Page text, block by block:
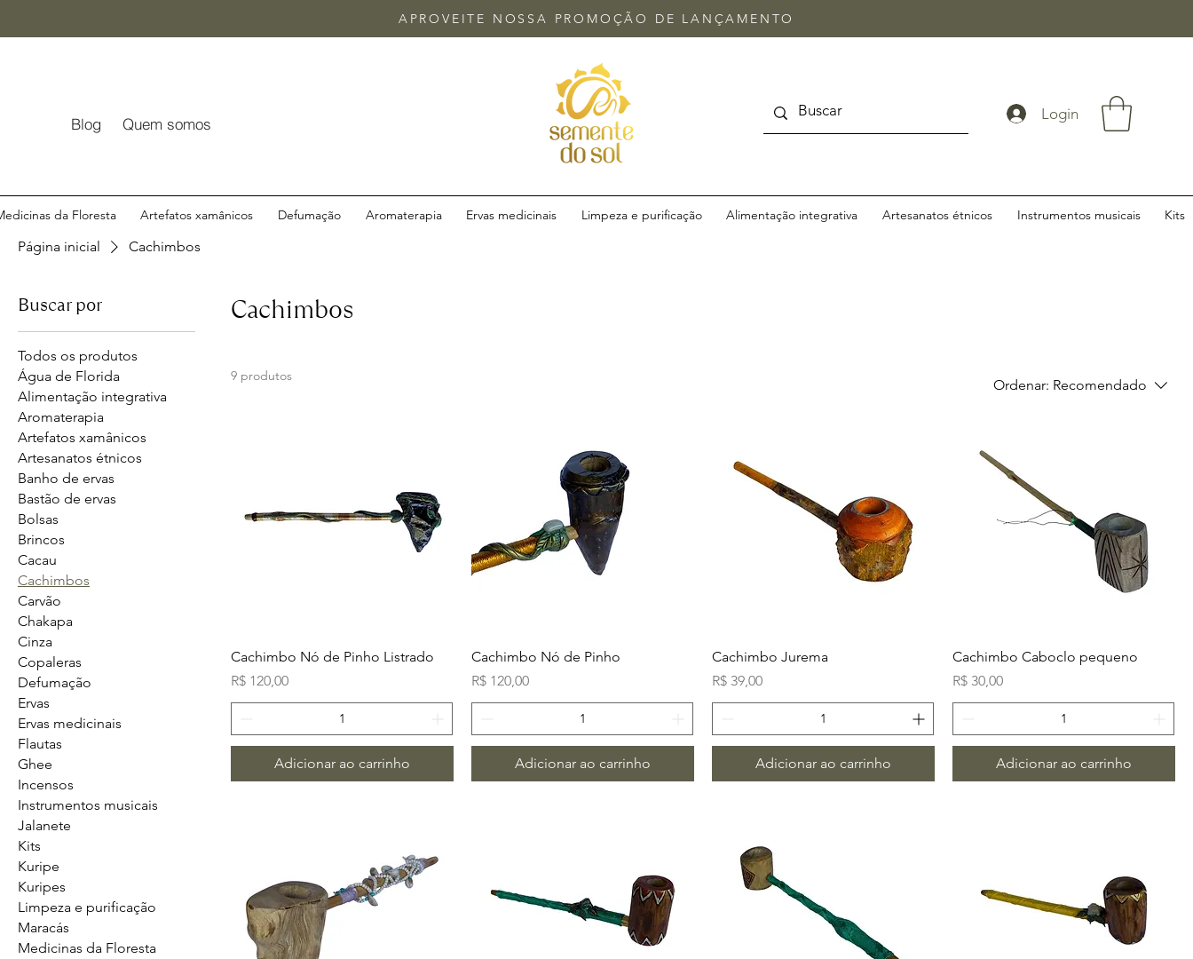
APROVEITE NOSSA PROMOÇÃO DE LANÇAMENTO
Blog Quem somos
Login
da Floresta Artefatos xamânicos Defumação Aromaterapia Ervas medicinais Limpeza e purificação Alimentação integrativa Artesanatos étnicos Instrumentos musicais Kits
Página inicial Cachimbos
Buscar por
Todos os produtos
Água de Florida
Alimentação integrativa
Aromaterapia
Artefatos xamânicos
Artesanatos étnicos
Banho de ervas
Bastão de ervas
Bolsas
Brincos
Cacau
Cachimbos
Carvão
Chakapa
Cinza
Copaleras
Defumação
Ervas
Ervas medicinais
Flautas
Ghee
Incensos
Instrumentos musicais
Jalanete
Kits
Kuripe
Kuripes
Limpeza e purificação
Maracás
Medicinas da Floresta
Cachimbos
9 produtos
Ordenar: Recomendado
Cachimbo Nó de Pinho Listrado
Preço
R$ 120,00
Adicionar ao carrinho
Cachimbo Nó de Pinho
Preço
R$ 120,00
Adicionar ao carrinho
Cachimbo Jurema
Preço
R$ 39,00
Adicionar ao carrinho
Cachimbo Caboclo pequeno
Preço
R$ 30,00
Adicionar ao carrinho